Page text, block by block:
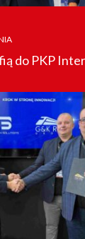
do PKP